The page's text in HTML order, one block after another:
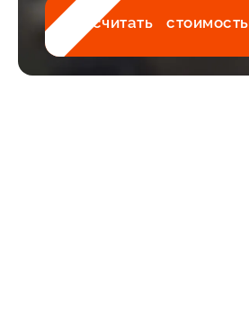
Рассчитать стоимость